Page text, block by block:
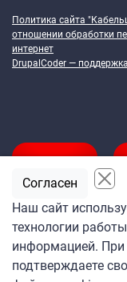
Политика сайта
отношении обработки
интернет
DrupalCoder —
Подпишитесь
на ежедневную
«Кабельщика»
Наш сайт
технологии
информацией. При
подтверждаете
Согласен